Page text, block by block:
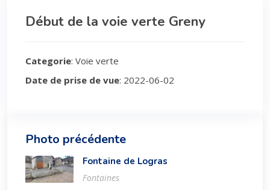
Début de la voie verte Greny
Categorie: Voie verte
Date de prise de vue: 2022-06-02
Photo précédente
Fontaine de Logras
Fontaines